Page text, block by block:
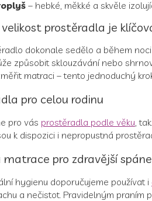
– hebké, měkké a skvěle
prostěradla je
dokonale sedělo a během
způsobit sklouzávání nebo
matraci – tento jednoduchý
pro celou rodinu
pro vás prostěradla podle věku ,
k dispozici i nepropustná
matrace pro zdravější
hygienu doporučujeme používat i
a nečistot. Pravidelným praním